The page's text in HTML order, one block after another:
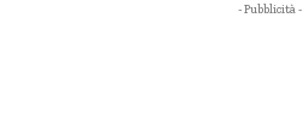
- Pubblicità -